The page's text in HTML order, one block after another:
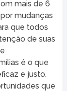
mais de 6
mudanças
que todos
de suas
é o que
e justo.
que